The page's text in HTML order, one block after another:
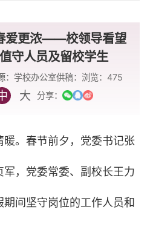
爱更浓——校领导看望
守人员及留校学生
：学校办公室供稿： 浏览： 475
大 分享：
暖。春节前夕，党委书记张
，党委常委、副校长王力
间坚守岗位的工作人员和